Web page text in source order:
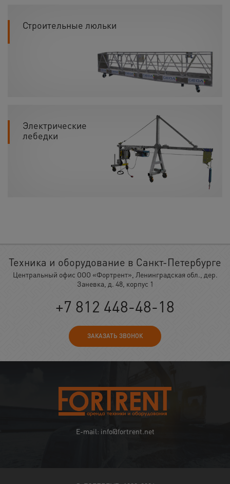
Строительные люльки
Электрические
лебедки
Техника и оборудование в Санкт-Петербурге
Центральный офис ООО «Фортрент», Ленинградская обл., дер.
Заневка, д. 48, корпус 1
+7 812 448-48-18
ЗАКАЗАТЬ ЗВОНОК
E-mail: info@fortrent.net